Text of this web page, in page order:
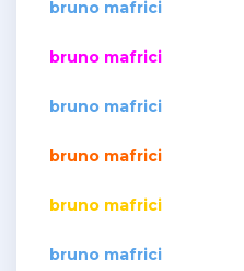
bruno mafrici
bruno mafrici
bruno mafrici
bruno mafrici
bruno mafrici
bruno mafrici